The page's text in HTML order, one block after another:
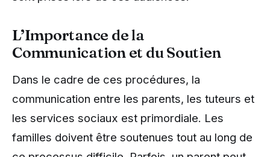
L’Importance de la
Communication et du Soutien
Dans le cadre de ces procédures, la
communication entre les parents, les tuteurs et
les services sociaux est primordiale. Les
familles doivent être soutenues tout au long de